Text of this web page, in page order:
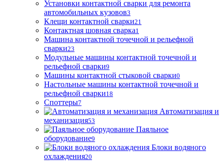
Установки контактной сварки для ремонта
автомобильных кузовов3
Клещи контактной сварки21
Контактная шовная сварка1
Машина контактной точечной и рельефной
сварки23
Модульные машины контактной точечной и
рельефной сварки9
Машины контактной стыковой сварки0
Настольные машины контактной точечной и
рельефной сварки18
Споттеры7
Автоматизация и
механизация53
Паяльное
оборудование9
Блоки водяного
охлаждения20